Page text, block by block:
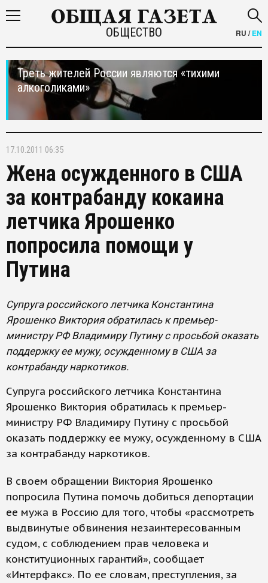
ОБЩЕСТВО RU /EN
Треть жителей России являются «тихими
алкоголиками»
17.10.2011 06:35
Жена осужденного в США
за контрабанду кокаина
летчика Ярошенко
попросила помощи у
Путина
Супруга российского летчика Константина
Ярошенко Виктория обратилась к премьер-
министру РФ Владимиру Путину с просьбой оказать
поддержку ее мужу, осужденному в США за
контрабанду наркотиков.
Супруга российского летчика Константина
Ярошенко Виктория обратилась к премьер-
министру РФ Владимиру Путину с просьбой
оказать поддержку ее мужу, осужденному в США
за контрабанду наркотиков.
В своем обращении Виктория Ярошенко
попросила Путина помочь добиться депортации
ее мужа в Россию для того, чтобы «рассмотреть
выдвинутые обвинения незаинтересованным
судом, с соблюдением прав человека и
конституционных гарантий», сообщает
«Интерфакс». По ее словам, преступления, за